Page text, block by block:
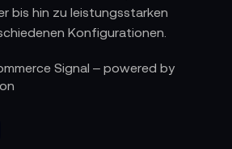
bis hin zu leistungsstarken
Konfigurationen.
Design URSA Mini 12K
zusätzlich die Möglichkeit, Ihre
ist kompatibel mit 2,5"-SSDs und
von bis zu 990 MB/s.
Signal – powered by